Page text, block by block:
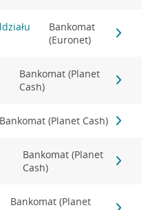
Bankomat
(Euronet)
Bankomat (Planet
Cash)
Bankomat (Planet Cash)
Bankomat (Planet
Cash)
Bankomat (Planet